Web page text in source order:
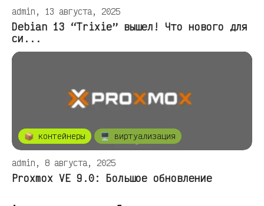
admin, 13 августа, 2025
Debian 13 “Trixie” вышел! Что нового для
си...
📦 контейнеры 🖥️ виртуализация
admin, 8 августа, 2025
Proxmox VE 9.0: Большое обновление